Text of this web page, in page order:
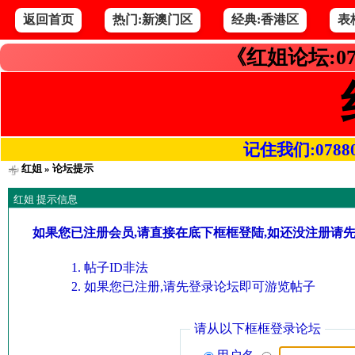
返回首页 热门:新澳门区 经典:香港区 表
《红姐论坛
记住我们
红姐» 论坛提示
红姐 提示信息
如果您已注册会员,请直接在底下框框登陆,如还没注册请
帖子ID非法
如果您已注册,请先登录论坛即可游览帖子
请从以下框框登录论坛